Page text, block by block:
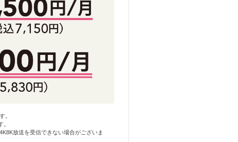
。
放送を受信できない場合がございま